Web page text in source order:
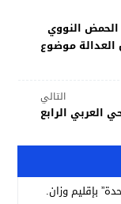
النووي
العدالة موضوع
التالي
العربي الرابع